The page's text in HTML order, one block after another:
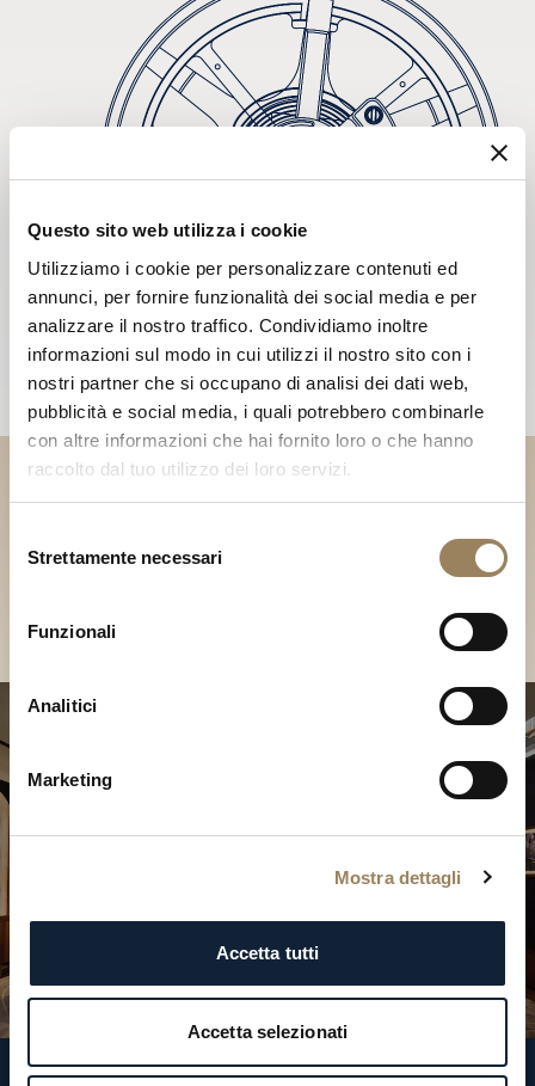
Questo sito web utilizza i cookie
Utilizziamo i cookie per personalizzare contenuti ed
annunci, per fornire funzionalità dei social media e per
analizzare il nostro traffico. Condividiamo inoltre
informazioni sul modo in cui utilizzi il nostro sito con i
nostri partner che si occupano di analisi dei dati web,
pubblicità e social media, i quali potrebbero combinarle
con altre informazioni che hai fornito loro o che hanno
raccolto dal tuo utilizzo dei loro servizi.
delStrettamente necessari
Funzionali
Analitici
Marketing
Mostra dettagli
Accetta tutti
Accetta selezionati
Scopri le nostre collezioni in
Boutique